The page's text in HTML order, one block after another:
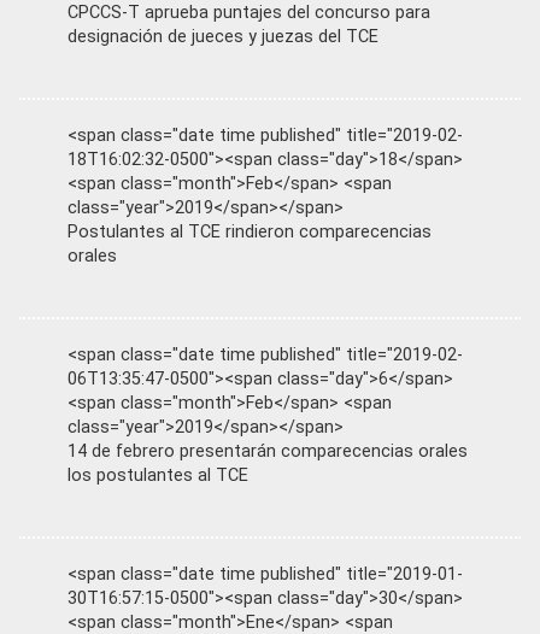
CPCCS-T aprueba puntajes del concurso para
designación de jueces y juezas del TCE
<span class="date time published" title="2019-02-
18T16:02:32-0500"><span class="day">18</span>
<span class="month">Feb</span> <span
class="year">2019</span></span>
Postulantes al TCE rindieron comparecencias
orales
<span class="date time published" title="2019-02-
06T13:35:47-0500"><span class="day">6</span>
<span class="month">Feb</span> <span
class="year">2019</span></span>
14 de febrero presentarán comparecencias orales
los postulantes al TCE
<span class="date time published" title="2019-01-
30T16:57:15-0500"><span class="day">30</span>
<span class="month">Ene</span> <span